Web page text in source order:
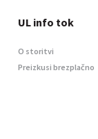
UL info tok
O storitvi
Preizkusi brezplačno